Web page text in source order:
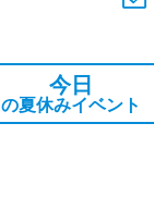
今日
の夏休みイベント